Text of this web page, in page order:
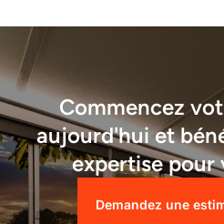
Commencez
aujourd'hui et
expertise pour
Demandez une